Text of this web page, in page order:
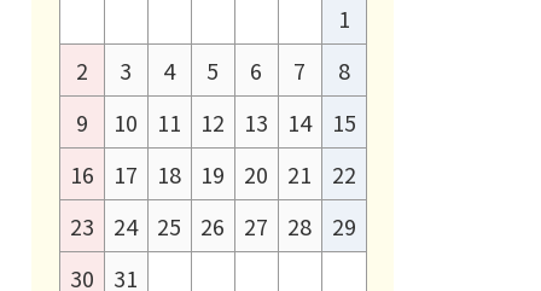
1
2
3 4 5 6 7
8
9
10 11 12 13 14
15
16
17 18 19 20 21
22
23
24 25 26 27 28
29
30
31